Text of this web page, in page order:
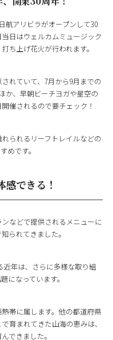
航アリビラがオープンして30
日はウェルカムミュージック
ち上げ花火が行われます。
れていて、7月から9月までの
か、早朝ビーチヨガや星空の
催されるので要チェック！
られるリーフトレイルなどの
めです。
できる！
などで提供されるメニューに
られてきました。
近年は、さらに多様な取り組
になっています。
帯に属します。他の都道府県
育まれてきた山海の恵みは、
できました。